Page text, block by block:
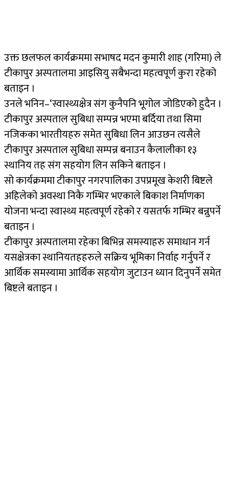
उक्त छलफल कार्यक्रममा सभाषद मदन कुमारी शाह (गरिमा) ले
टीकापुर अस्पतालमा आइसियु सबैभन्दा महत्वपूर्ण कुरा रहेको
बताइन ।
उनले भनिन–‘स्वास्थ्यक्षेत्र संग कुनैपनि भूगोल जोडिएको हुदैन ।
टीकापुर अस्पताल सुबिधा सम्पन्न भएमा बर्दिया तथा सिमा
नजिकका भारतीयहरु समेत सुबिधा लिन आउछन त्यसैले
टीकापुर अस्पताल सुबिधा सम्पन्न बनाउन कैलालीका १३
स्थानिय तह संग सहयोग लिन सकिने बताइन ।
सो कार्यक्रममा टीकापुर नगरपालिका उपप्रमूख केशरी बिष्टले
अहिलेको अवस्था निकै गम्भिर भएकाले बिकाश निर्माणका
योजना भन्दा स्वास्थ्य महत्वपूर्ण रहेको र यसतर्फ गम्भिर बन्नुपर्ने
बताइन ।
टीकापुर अस्पतालमा रहेका बिभिन्न समस्याहरु समाधान गर्न
यसक्षेत्रका स्थानियतहहरुले सक्रिय भूमिका निर्वाह गर्नुपर्ने र
आर्थिक समस्यामा आर्थिक सहयोग जुटाउन ध्यान दिनुपर्ने समेत
बिष्टले बताइन ।